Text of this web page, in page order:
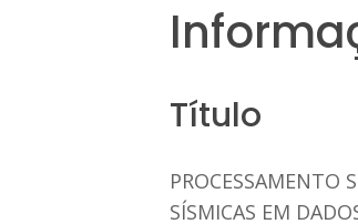
Título
PROCESSAMENTO
SÍSMICAS EM